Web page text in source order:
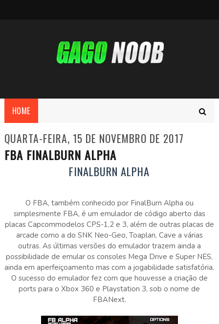
HOME
QUARTA-FEIRA, 15 DE NOVEMBRO DE 2017
FBA FINALBURN ALPHA
FINALBURN ALPHA
O FBA, também conhecido por FinalBurn Alpha ou
simplesmente FBA, é um emulador de código aberto das
placas Capcommodelos CPS-1,2 e 3, além de outras placas de
arcade como a do SNK Neo-Geo, Toaplan, Cave a várias
outras. As últimas versões do emulador trazem ainda a
possibilidade de emular os consoles Mega Drive e Super NES,
ainda em aperfeiçoamento mas com a jogabilidade satisfatória.
O sucesso do emulador fez com que houvesse a criação de
ports para o Xbox 360 e Playstation 3, sob o nome de
FBANext.